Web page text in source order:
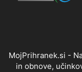
MojPrihranek.si -
in obnove,